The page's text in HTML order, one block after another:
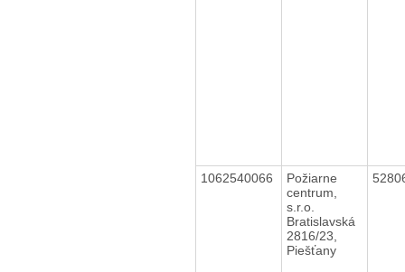
1062540066
Požiarne
centrum,
s.r.o.
Bratislavská
2816/23,
Piešťany